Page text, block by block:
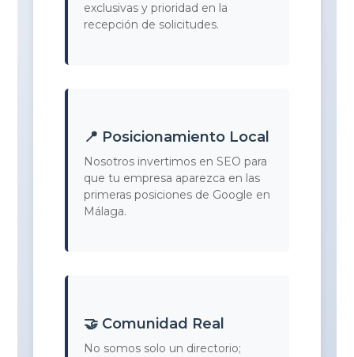
exclusivas y prioridad en la
recepción de solicitudes.
📍 Posicionamiento Local
Nosotros invertimos en SEO para
que tu empresa aparezca en las
primeras posiciones de Google en
Málaga.
🤝 Comunidad Real
No somos solo un directorio;